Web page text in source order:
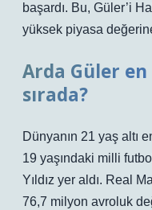
başardı. Bu, Güler’i
yüksek piyasa
Arda Güler en
sırada?
Dünyanın 21 yaş altı
19 yaşındaki milli
Yıldız yer aldı. Real
76,7 milyon avroluk